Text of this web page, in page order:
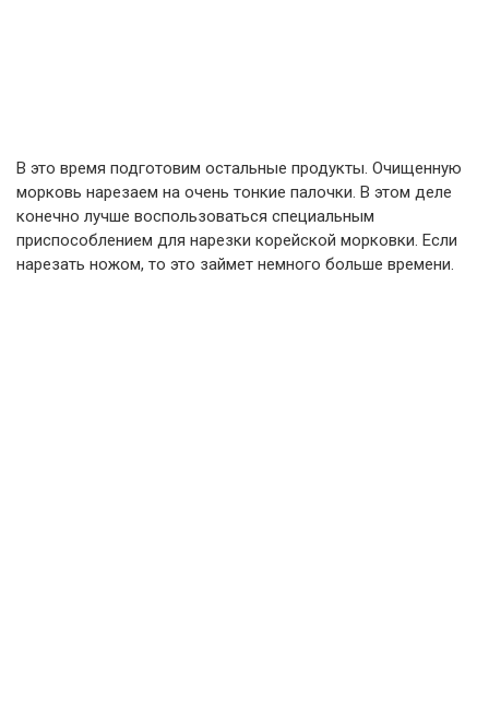
В это время подготовим остальные продукты. Очищенную
морковь нарезаем на очень тонкие палочки. В этом деле
конечно лучше воспользоваться специальным
приспособлением для нарезки корейской морковки. Если
нарезать ножом, то это займет немного больше времени.